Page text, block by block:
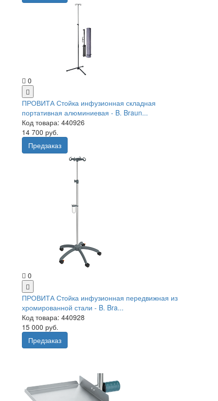
0
ПРОВИТА Стойка инфузионная складная
портативная алюминиевая - B. Braun...
Код товара: 440926
14 700 руб.
Предзаказ
0
ПРОВИТА Стойка инфузионная передвижная из
хромированной стали - B. Bra...
Код товара: 440928
15 000 руб.
Предзаказ